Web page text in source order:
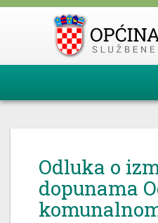
Odluka o
dopunama